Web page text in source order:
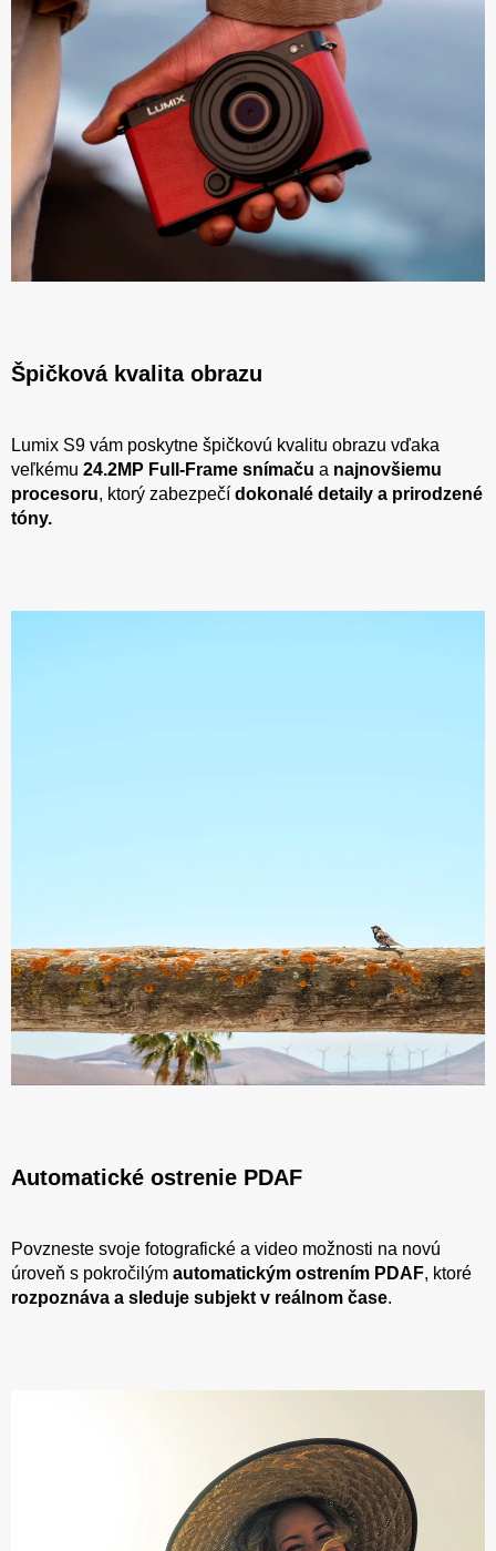
Špičková kvalita obrazu
Lumix S9 vám poskytne špičkovú kvalitu obrazu vďaka
veľkému 24.2MP Full-Frame snímaču a najnovšiemu
procesoru, ktorý zabezpečí dokonalé detaily a prirodzené
tóny.
Automatické ostrenie PDAF
Povzneste svoje fotografické a video možnosti na novú
úroveň s pokročilým automatickým ostrením PDAF, ktoré
rozpoznáva a sleduje subjekt v reálnom čase.